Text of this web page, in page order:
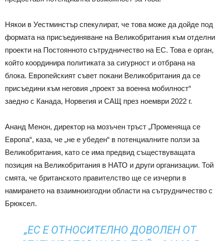
Някои в Уестминстър спекулират, че това може да дойде под
формата на присъединяване на Великобритания към отделни
проекти на Постоянното сътрудничество на ЕС. Това е орган,
който координира политиката за сигурност и отбрана на
блока. Европейският съвет покани Великобритания да се
присъедини към неговия „проект за военна мобилност“
заедно с Канада, Норвегия и САЩ през ноември 2022 г.
Ананд Менон, директор на мозъчен тръст „Променяща се
Европа“, каза, че „не е убеден“ в потенциалните ползи за
Великобритания, като се има предвид съществуващата
позиция на Великобритания в НАТО и други организации. Той
смята, че британското правителство ще се изчерпи в
намирането на взаимноизгодни области на сътрудничество с
Брюксел.
„ЕС Е ОТНОСИТЕЛНО ДОВОЛЕН ОТ